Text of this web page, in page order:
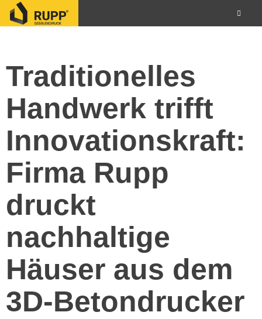
Traditionelles
Handwerk trifft
Innovationskraft:
Firma Rupp
druckt
nachhaltige
Häuser aus dem
3D-Betondrucker